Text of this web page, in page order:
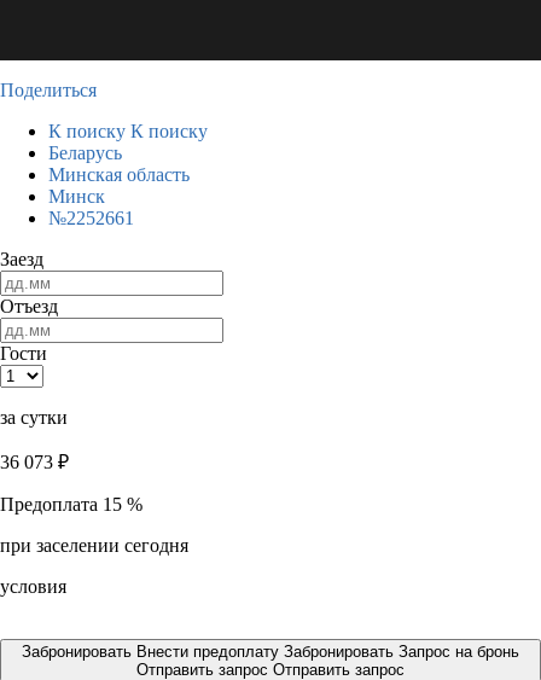
Поделиться
К поиску К поиску
Беларусь
Минская область
Минск
№2252661
Заезд
Отъезд
Гости
за сутки
36 073 ₽
Предоплата 15 %
при заселении сегодня
условия
Забронировать Внести предоплату Забронировать Запрос на бронь
Отправить запрос Отправить запрос